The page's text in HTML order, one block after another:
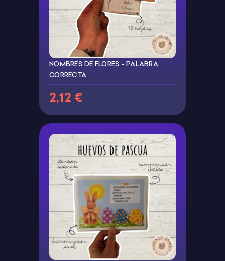
NOMBRES DE FLORES - PALABRA
CORRECTA
2,12 €